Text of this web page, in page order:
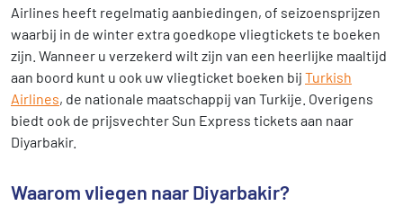
Airlines heeft regelmatig aanbiedingen, of seizoensprijzen
waarbij in de winter extra goedkope vliegtickets te boeken
zijn. Wanneer u verzekerd wilt zijn van een heerlijke maaltijd
aan boord kunt u ook uw vliegticket boeken bij Turkish
Airlines, de nationale maatschappij van Turkije. Overigens
biedt ook de prijsvechter Sun Express tickets aan naar
Diyarbakir.
Waarom vliegen naar Diyarbakir?